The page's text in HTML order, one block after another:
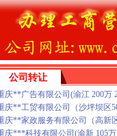
,高清在线观看
58同城
-中国连锁网
博网
公司转让
庆**广告有限公司(渝江 200万
庆**工贸有限公司（沙坪坝区
庆**家政服务有限公司（高新
庆***科技有限公司(渝新 105万